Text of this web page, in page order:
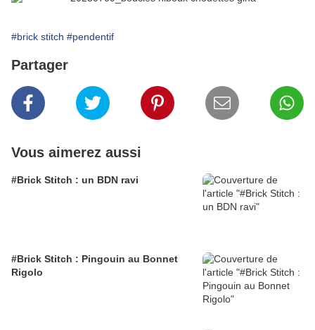
#brick stitch #pendentif
Partager
Vous aimerez aussi
#Brick Stitch : un BDN ravi
#Brick Stitch : Pingouin au Bonnet
Rigolo